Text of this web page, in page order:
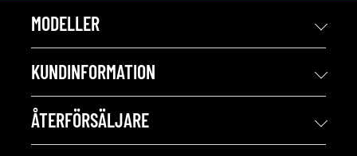
MODELLER
KUNDINFORMATION
ÅTERFÖRSÄLJARE